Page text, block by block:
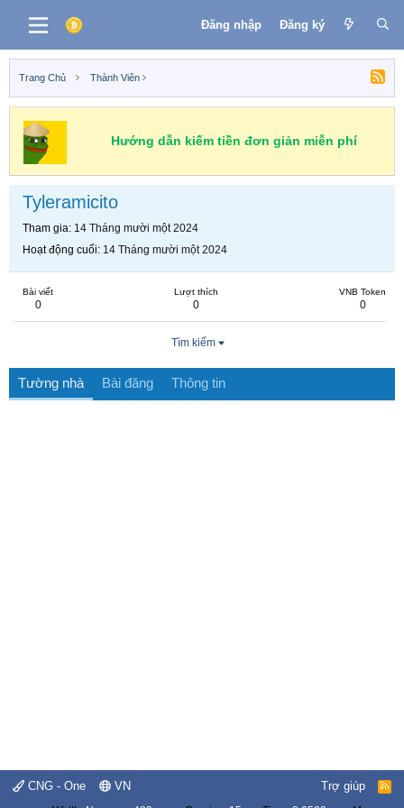
Đăng nhập Đăng ký
Trang Chủ Thành Viên
Hướng dẫn kiếm tiền đơn giản miễn phí
Tyleramicito
Tham gia 14 Tháng mười một 2024
Hoạt động cuối 14 Tháng mười một 2024
Bài viết
0
Lượt thích
0
VNB Token
0
Tìm kiếm
Tường nhà Bài đăng Thông tin
CNG - One VN Trợ giúp
R